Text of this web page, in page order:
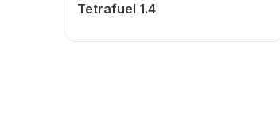
Tetrafuel 1.4